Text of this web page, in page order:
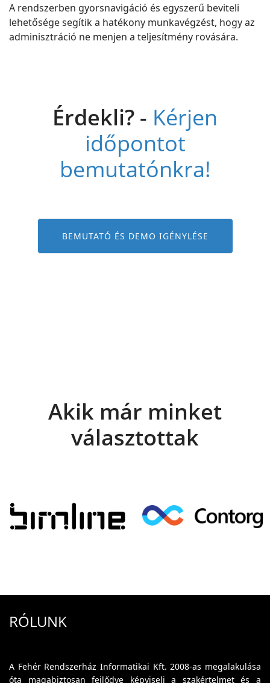
A rendszerben gyorsnavigáció és egyszerű beviteli
lehetősége segítik a hatékony munkavégzést, hogy az
adminisztráció ne menjen a teljesítmény rovására.
Érdekli? - Kérjen
időpontot
bemutatónkra!
BEMUTATÓ ÉS DEMO IGÉNYLÉSE
Akik már minket
választottak
RÓLUNK
A Fehér Rendszerház Informatikai Kft. 2008-as megalakulása
óta magabiztosan fejlődve képviseli a szakértelmet és a